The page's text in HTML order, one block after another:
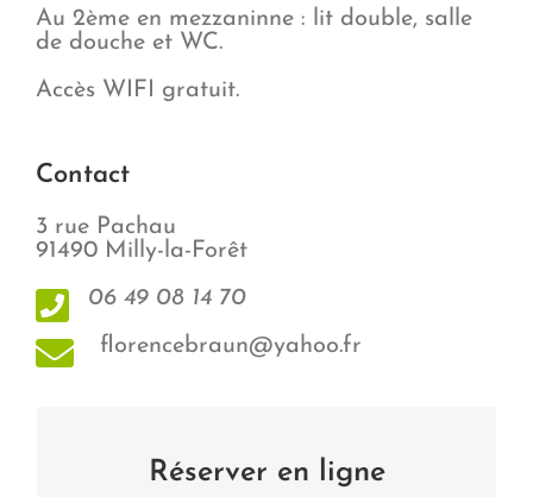
Au 2ème en mezzaninne : lit double, salle
de douche et WC.
Accès WIFI gratuit.
Contact
3 rue Pachau
91490 Milly-la-Forêt
06 49 08 14 70
florencebraun@yahoo.fr
Réserver en ligne
Gîte Milly Ciel